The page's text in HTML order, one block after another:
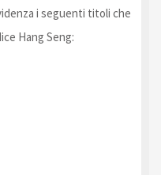
i seguenti titoli che
Hang Seng: